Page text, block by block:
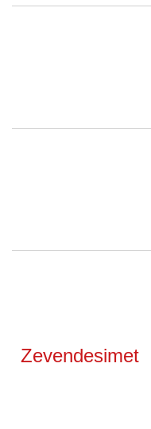
Zevendesimet